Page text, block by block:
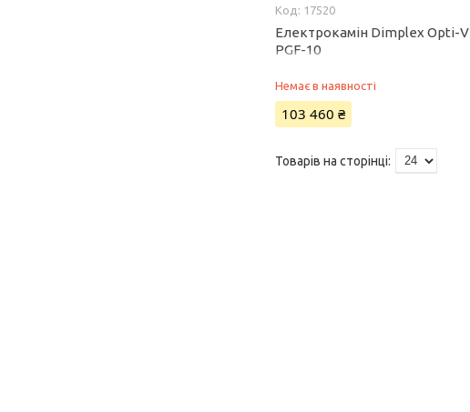
17520
Електрокамін Dimplex Opti-V
PGF-10
Немає в наявності
103 460 ₴